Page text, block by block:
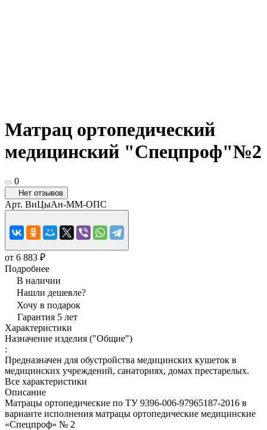
Матрац ортопедический
медицинский "Спецпроф"№2
0
Нет отзывов
Арт. ВиЦыАн-ММ-ОПС
от 6 883 ₽
Подробнее
В наличии
Нашли дешевле?
Хочу в подарок
Гарантия 5 лет
Характеристики
Назначение изделия ("Общие")
:
Предназначен для обустройства медицинских кушеток в
медицинских учреждений, санаториях, домах престарелых.
Все характеристики
Описание
Матрацы ортопедические по ТУ 9396-006-97965187-2016 в
варианте исполнения матрацы ортопедические медицинские
«Спецпроф» № 2